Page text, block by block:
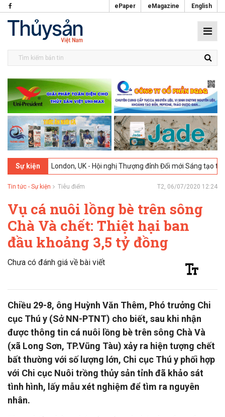
ePaper eMagazine English
Sự kiện
2026 London, UK - Hội nghị Thượng đỉnh Đổi mới Sáng tạo trong
Tin tức - Sự kiện Tiêu điểm T2, 06/07/2020 12:24
Vụ cá nuôi lồng bè trên sông
Chà Và chết: Thiệt hại ban
đầu khoảng 3,5 tỷ đồng
Chưa có đánh giá về bài viết
Chiều 29-8, ông Huỳnh Văn Thêm, Phó trưởng Chi
cục Thú y (Sở NN-PTNT) cho biết, sau khi nhận
được thông tin cá nuôi lồng bè trên sông Chà Và
(xã Long Sơn, TP.Vũng Tàu) xảy ra hiện tượng chết
bất thường với số lượng lớn, Chi cục Thú y phối hợp
với Chi cục Nuôi trồng thủy sản tỉnh đã khảo sát
tình hình, lấy mẫu xét nghiệm để tìm ra nguyên
nhân.